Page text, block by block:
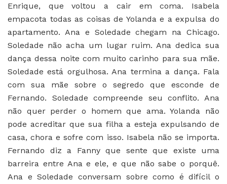
Enrique, que voltou a cair em coma. Isabela
empacota todas as coisas de Yolanda e a expulsa do
apartamento. Ana e Soledade chegam na Chicago.
Soledade não acha um lugar ruim. Ana dedica sua
dança dessa noite com muito carinho para sua mãe.
Soledade está orgulhosa. Ana termina a dança. Fala
com sua mãe sobre o segredo que esconde de
Fernando. Soledade compreende seu conflito. Ana
não quer perder o homem que ama. Yolanda não
pode acreditar que sua filha a esteja expulsando de
casa, chora e sofre com isso. Isabela não se importa.
Fernando diz a Fanny que sente que existe uma
barreira entre Ana e ele, e que não sabe o porquê.
Ana e Soledade conversam sobre como é difícil o